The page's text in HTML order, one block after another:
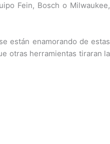
Fein, Bosch o Milwaukee,
están enamorando de estas
otras herramientas tiraran la